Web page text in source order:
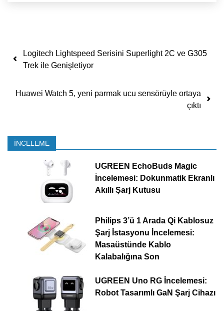
Yazı dolaşımı
Logitech Lightspeed Serisini Superlight 2C ve G305
Trek ile Genişletiyor
Huawei Watch 5, yeni parmak ucu sensörüyle ortaya
çıktı
İNCELEME
UGREEN EchoBuds Magic
İncelemesi: Dokunmatik Ekranlı
Akıllı Şarj Kutusu
Philips 3’ü 1 Arada Qi Kablosuz
Şarj İstasyonu İncelemesi:
Masaüstünde Kablo
Kalabalığına Son
UGREEN Uno RG İncelemesi:
Robot Tasarımlı GaN Şarj Cihazı